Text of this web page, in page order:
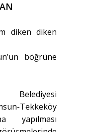
diken diken
böğrüne
Belediyesi
Tekkeköy
yapılması